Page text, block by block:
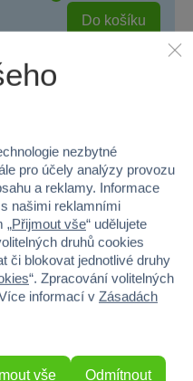
Do košíku
nezbytné
pro účely analýzy provozu
a reklamy. Informace
našimi reklamními
„Přijmout vše“ udělujete
druhů cookies
či blokovat jednotlivé druhy
“. Zpracování volitelných
informací v Zásadách
Odmítnout
vše